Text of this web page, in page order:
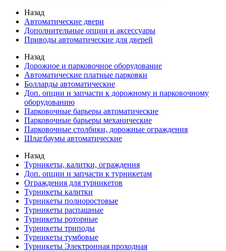
Назад
Автоматические двери
Дополнительные опции и аксессуары
Приводы автоматические для дверей
Назад
Дорожное и парковочное оборудование
Автоматические платные парковки
Болларды автоматические
Доп. опции и запчасти к дорожному и парковочному
оборудованию
Парковочные барьеры автоматические
Парковочные барьеры механические
Парковочные столбики, дорожные ограждения
Шлагбаумы автоматические
Назад
Турникеты, калитки, ограждения
Доп. опции и запчасти к турникетам
Ограждения для турникетов
Турникеты калитки
Турникеты полноростовые
Турникеты распашные
Турникеты роторные
Турникеты триподы
Турникеты тумбовые
Турникеты Электронная проходная